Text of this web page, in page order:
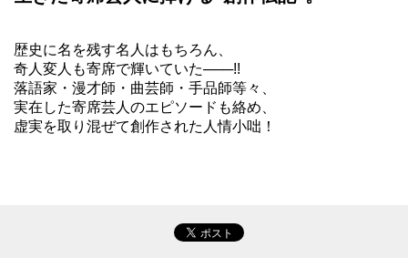
歴史に名を残す名人はもちろん、
奇人変人も寄席で輝いていた───!!
落語家・漫才師・曲芸師・手品師等々、
実在した寄席芸人のエピソードも絡め、
虚実を取り混ぜて創作された人情小咄！